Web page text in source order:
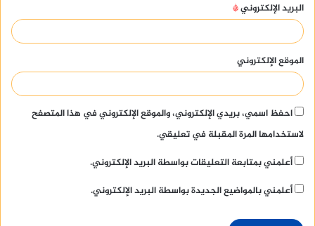
البريد الإلكتروني*
الموقع الإلكتروني
احفظ اسمي، بريدي الإلكتروني، والموقع الإلكتروني في هذا المتصفح
لاستخدامها المرة المقبلة في تعليقي.
أعلمني بمتابعة التعليقات بواسطة البريد الإلكتروني.
أعلمني بالمواضيع الجديدة بواسطة البريد الإلكتروني.